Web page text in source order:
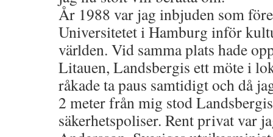
År 1988 var jag inbjuden som
Universitetet i Hamburg inför
världen. Vid samma plats hade
Litauen, Landsbergis ett möte i
råkade ta paus samtidigt och då
2 meter från mig stod
säkerhetspoliser. Rent privat var